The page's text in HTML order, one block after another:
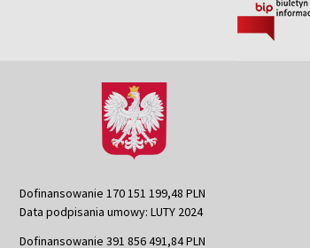
Dofinansowanie 170 151 199,48 PLN
Data podpisania umowy: LUTY 2024
Dofinansowanie 391 856 491,84 PLN